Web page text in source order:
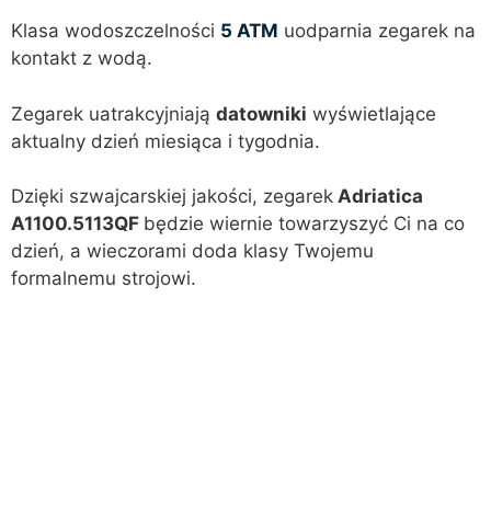
Klasa wodoszczelności 5 ATM uodparnia zegarek na
kontakt z wodą.
Zegarek uatrakcyjniają datowniki wyświetlające
aktualny dzień miesiąca i tygodnia.
Dzięki szwajcarskiej jakości, zegarek Adriatica
A1100.5113QF będzie wiernie towarzyszyć Ci na co
dzień, a wieczorami doda klasy Twojemu
formalnemu strojowi.